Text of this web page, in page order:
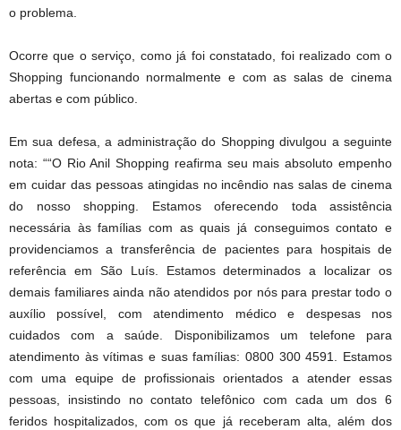
o problema.
Ocorre que o serviço, como já foi constatado, foi realizado com o
Shopping funcionando normalmente e com as salas de cinema
abertas e com público.
Em sua defesa, a administração do Shopping divulgou a seguinte
nota: ““O Rio Anil Shopping reafirma seu mais absoluto empenho
em cuidar das pessoas atingidas no incêndio nas salas de cinema
do nosso shopping. Estamos oferecendo toda assistência
necessária às famílias com as quais já conseguimos contato e
providenciamos a transferência de pacientes para hospitais de
referência em São Luís. Estamos determinados a localizar os
demais familiares ainda não atendidos por nós para prestar todo o
auxílio possível, com atendimento médico e despesas nos
cuidados com a saúde. Disponibilizamos um telefone para
atendimento às vítimas e suas famílias: 0800 300 4591. Estamos
com uma equipe de profissionais orientados a atender essas
pessoas, insistindo no contato telefônico com cada um dos 6
feridos hospitalizados, com os que já receberam alta, além dos